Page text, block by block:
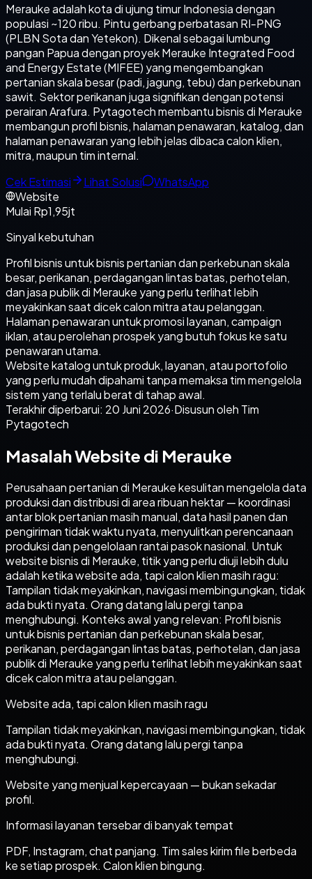
Merauke adalah kota di ujung timur Indonesia dengan
populasi ~120 ribu. Pintu gerbang perbatasan RI-PNG
(PLBN Sota dan Yetekon). Dikenal sebagai lumbung
pangan Papua dengan proyek Merauke Integrated Food
and Energy Estate (MIFEE) yang mengembangkan
pertanian skala besar (padi, jagung, tebu) dan perkebunan
sawit. Sektor perikanan juga signifikan dengan potensi
perairan Arafura. Pytagotech membantu bisnis di Merauke
membangun profil bisnis, halaman penawaran, katalog, dan
halaman penawaran yang lebih jelas dibaca calon klien,
mitra, maupun tim internal.
Cek Estimasi
Lihat Solusi
WhatsApp
Website
Mulai Rp1,95jt
Sinyal kebutuhan
Profil bisnis untuk bisnis pertanian dan perkebunan skala
besar, perikanan, perdagangan lintas batas, perhotelan,
dan jasa publik di Merauke yang perlu terlihat lebih
meyakinkan saat dicek calon mitra atau pelanggan.
Halaman penawaran untuk promosi layanan, campaign
iklan, atau perolehan prospek yang butuh fokus ke satu
penawaran utama.
Website katalog untuk produk, layanan, atau portofolio
yang perlu mudah dipahami tanpa memaksa tim mengelola
sistem yang terlalu berat di tahap awal.
Terakhir diperbarui: 20 Juni 2026·Disusun oleh Tim
Pytagotech
Masalah Website di Merauke
Perusahaan pertanian di Merauke kesulitan mengelola data
produksi dan distribusi di area ribuan hektar — koordinasi
antar blok pertanian masih manual, data hasil panen dan
pengiriman tidak waktu nyata, menyulitkan perencanaan
produksi dan pengelolaan rantai pasok nasional. Untuk
website bisnis di Merauke, titik yang perlu diuji lebih dulu
adalah ketika website ada, tapi calon klien masih ragu:
Tampilan tidak meyakinkan, navigasi membingungkan, tidak
ada bukti nyata. Orang datang lalu pergi tanpa
menghubungi. Konteks awal yang relevan: Profil bisnis
untuk bisnis pertanian dan perkebunan skala besar,
perikanan, perdagangan lintas batas, perhotelan, dan jasa
publik di Merauke yang perlu terlihat lebih meyakinkan saat
dicek calon mitra atau pelanggan.
Website ada, tapi calon klien masih ragu
Tampilan tidak meyakinkan, navigasi membingungkan, tidak
ada bukti nyata. Orang datang lalu pergi tanpa
menghubungi.
Website yang menjual kepercayaan — bukan sekadar
profil.
Informasi layanan tersebar di banyak tempat
PDF, Instagram, chat panjang. Tim sales kirim file berbeda
ke setiap prospek. Calon klien bingung.